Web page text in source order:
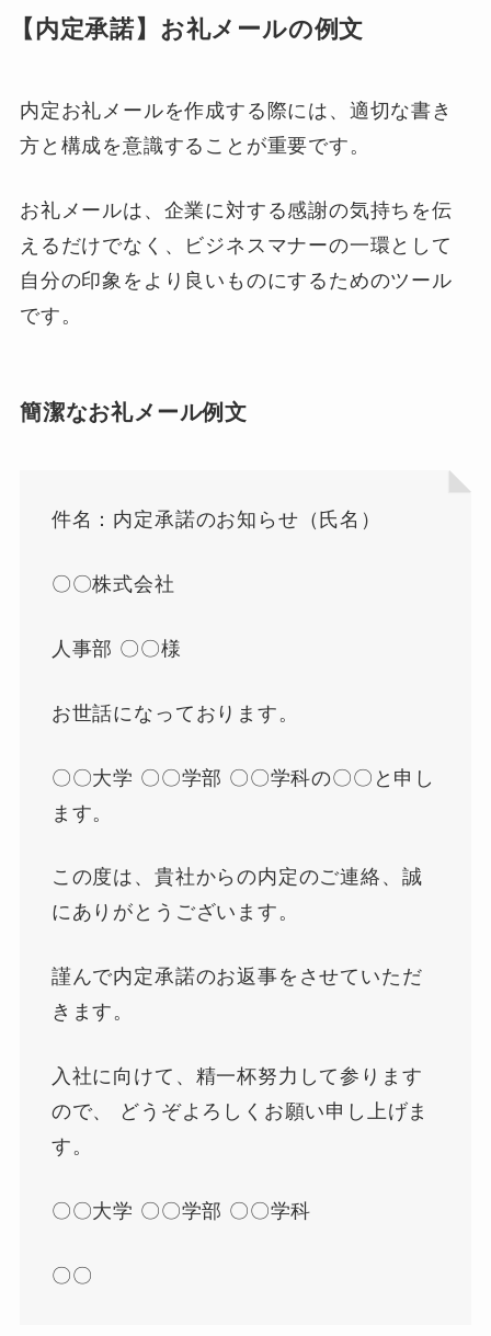
【内定承諾】お礼メールの例文
内定お礼メールを作成する際には、適切な書き
方と構成を意識することが重要です。
お礼メールは、企業に対する感謝の気持ちを伝
えるだけでなく、ビジネスマナーの一環として
自分の印象をより良いものにするためのツール
です。
簡潔なお礼メール例文
件名：内定承諾のお知らせ（氏名）
〇〇株式会社
人事部 〇〇様
お世話になっております。
〇〇大学 〇〇学部 〇〇学科の〇〇と申し
ます。
この度は、貴社からの内定のご連絡、誠
にありがとうございます。
謹んで内定承諾のお返事をさせていただ
きます。
入社に向けて、精一杯努力して参ります
ので、 どうぞよろしくお願い申し上げま
す。
〇〇大学 〇〇学部 〇〇学科
〇〇